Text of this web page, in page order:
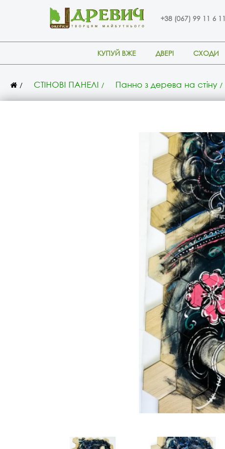
+38 (067) 99 11 6 11
КУПУЙ ВЖЕ ДВЕРІ СХОДИ
СТІНОВІ ПАНЕЛІ Панно з дерева на стіну